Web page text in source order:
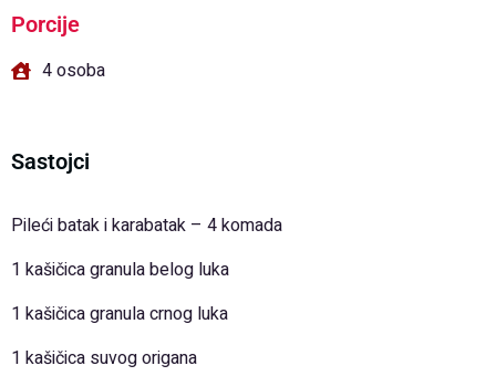
Porcije
4 osoba
Sastojci
Pileći batak i karabatak – 4 komada
1 kašičica granula belog luka
1 kašičica granula crnog luka
1 kašičica suvog origana